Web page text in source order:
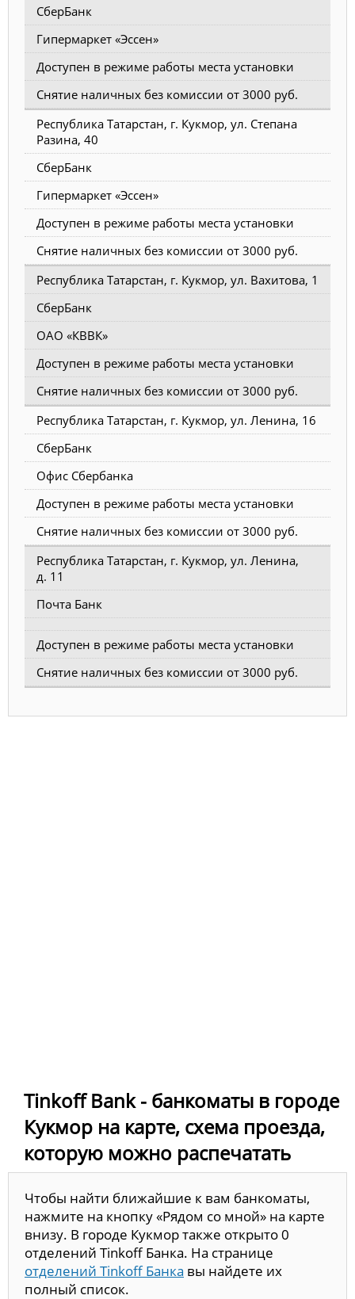
СберБанк
Гипермаркет «Эссен»
Доступен в режиме работы места установки
Снятие наличных без комиссии от 3000 руб.
Республика Татарстан, г. Кукмор, ул. Степана
Разина, 40
СберБанк
Гипермаркет «Эссен»
Доступен в режиме работы места установки
Снятие наличных без комиссии от 3000 руб.
Республика Татарстан, г. Кукмор, ул. Вахитова, 1
СберБанк
ОАО «КВВК»
Доступен в режиме работы места установки
Снятие наличных без комиссии от 3000 руб.
Республика Татарстан, г. Кукмор, ул. Ленина, 16
СберБанк
Офис Сбербанка
Доступен в режиме работы места установки
Снятие наличных без комиссии от 3000 руб.
Республика Татарстан, г. Кукмор, ул. Ленина,
д. 11
Почта Банк
Доступен в режиме работы места установки
Снятие наличных без комиссии от 3000 руб.
Tinkoff Bank - банкоматы в городе
Кукмор на карте, схема проезда,
которую можно распечатать
Чтобы найти ближайшие к вам банкоматы,
нажмите на кнопку «Рядом со мной» на карте
внизу. В городе Кукмор также открыто 0
отделений Tinkoff Банка. На странице
отделений Tinkoff Банка вы найдете их
полный список.